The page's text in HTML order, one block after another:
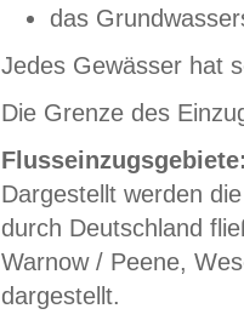
das
Jedes Gewässer hat
Die Grenze des
Dargestellt werden
durch Deutschland
Warnow / Peene,
dargestellt.